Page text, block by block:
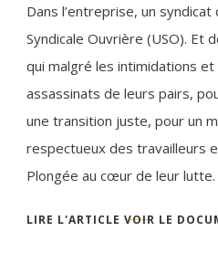
Dans l’entreprise, un syndicat
Syndicale Ouvrière (USO). Et
qui malgré les intimidations
assassinats de leurs pairs,
une transition juste, pour un
respectueux des travailleurs
Plongée au cœur de leur lutte.
LIRE L'ARTICLE VOIR LE